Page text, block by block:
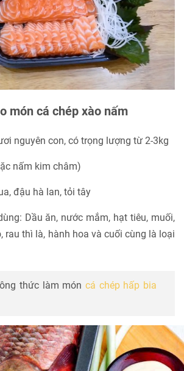
món cá chép xào nấm
nguyên con, có trọng lượng từ 2-3kg
nấm kim châm)
đậu hà lan, tỏi tây
Dầu ăn, nước mắm, hạt tiêu, muối,
rau thì là, hành hoa và cuối cùng là loại
thức làm món cá chép hấp bia